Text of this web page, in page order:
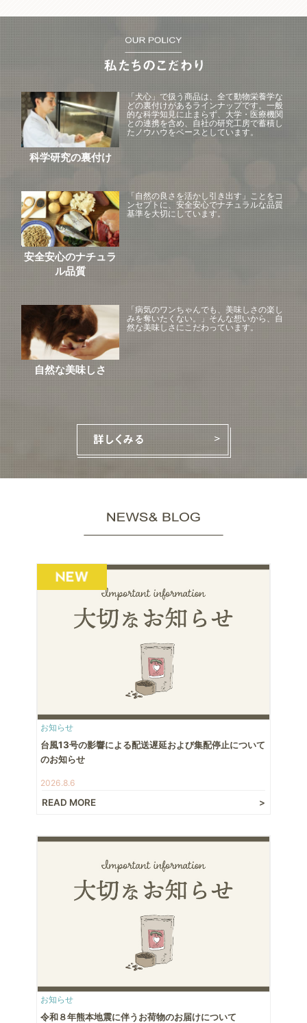
科学研究の裏付け
「犬心」で扱う商品は、全て動物栄養学な
どの裏付けがあるラインナップです。一般
的な科学知見に止まらず、大学・医療機関
との連携を含め、自社の研究工房で蓄積し
たノウハウをベースとしています。
安全安心のナチュラ
ル品質
「自然の良さを活かし引き出す」ことをコ
ンセプトに、安全安心でナチュラルな品質
基準を大切にしています。
自然な美味しさ
「病気のワンちゃんでも、美味しさの楽し
みを奪いたくない。」そんな想いから、自
然な美味しさにこだわっています。
お知らせ
台風13号の影響による配送遅延および集配停止について
のお知らせ
2026.8.6
READ MORE
お知らせ
令和８年熊本地震に伴うお荷物のお届けについて